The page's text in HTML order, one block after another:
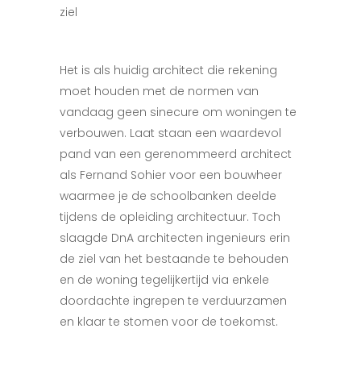
ziel
Het is als huidig architect die rekening
moet houden met de normen van
vandaag geen sinecure om woningen te
verbouwen. Laat staan een waardevol
pand van een gerenommeerd architect
als Fernand Sohier voor een bouwheer
waarmee je de schoolbanken deelde
tijdens de opleiding architectuur. Toch
slaagde DnA architecten ingenieurs erin
de ziel van het bestaande te behouden
en de woning tegelijkertijd via enkele
doordachte ingrepen te verduurzamen
en klaar te stomen voor de toekomst.